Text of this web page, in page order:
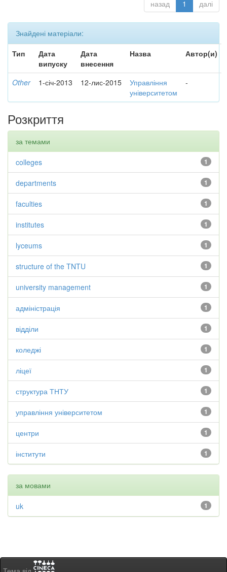
назад 1 далі
Знайдені матеріали:
Тип
Дата
випуску
Дата
внесення
Назва Автор(и)
Other 1-січ-2013 12-лис-2015
Управління
університетом
-
Розкриття
за темами
1
colleges
1
departments
1
faculties
1
institutes
1
lyceums
1
structure of the TNTU
1
university management
1
адміністрація
1
відділи
1
коледжі
1
ліцеї
1
структура ТНТУ
1
управління університетом
1
центри
1
інститути
за мовами
1
uk